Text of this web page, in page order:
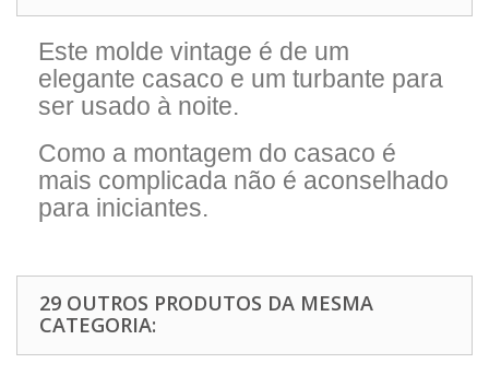
Este molde vintage é de um
elegante casaco e um turbante para
ser usado à noite.
Como a montagem do casaco é
mais complicada não é aconselhado
para iniciantes.
29 OUTROS PRODUTOS DA MESMA
CATEGORIA: